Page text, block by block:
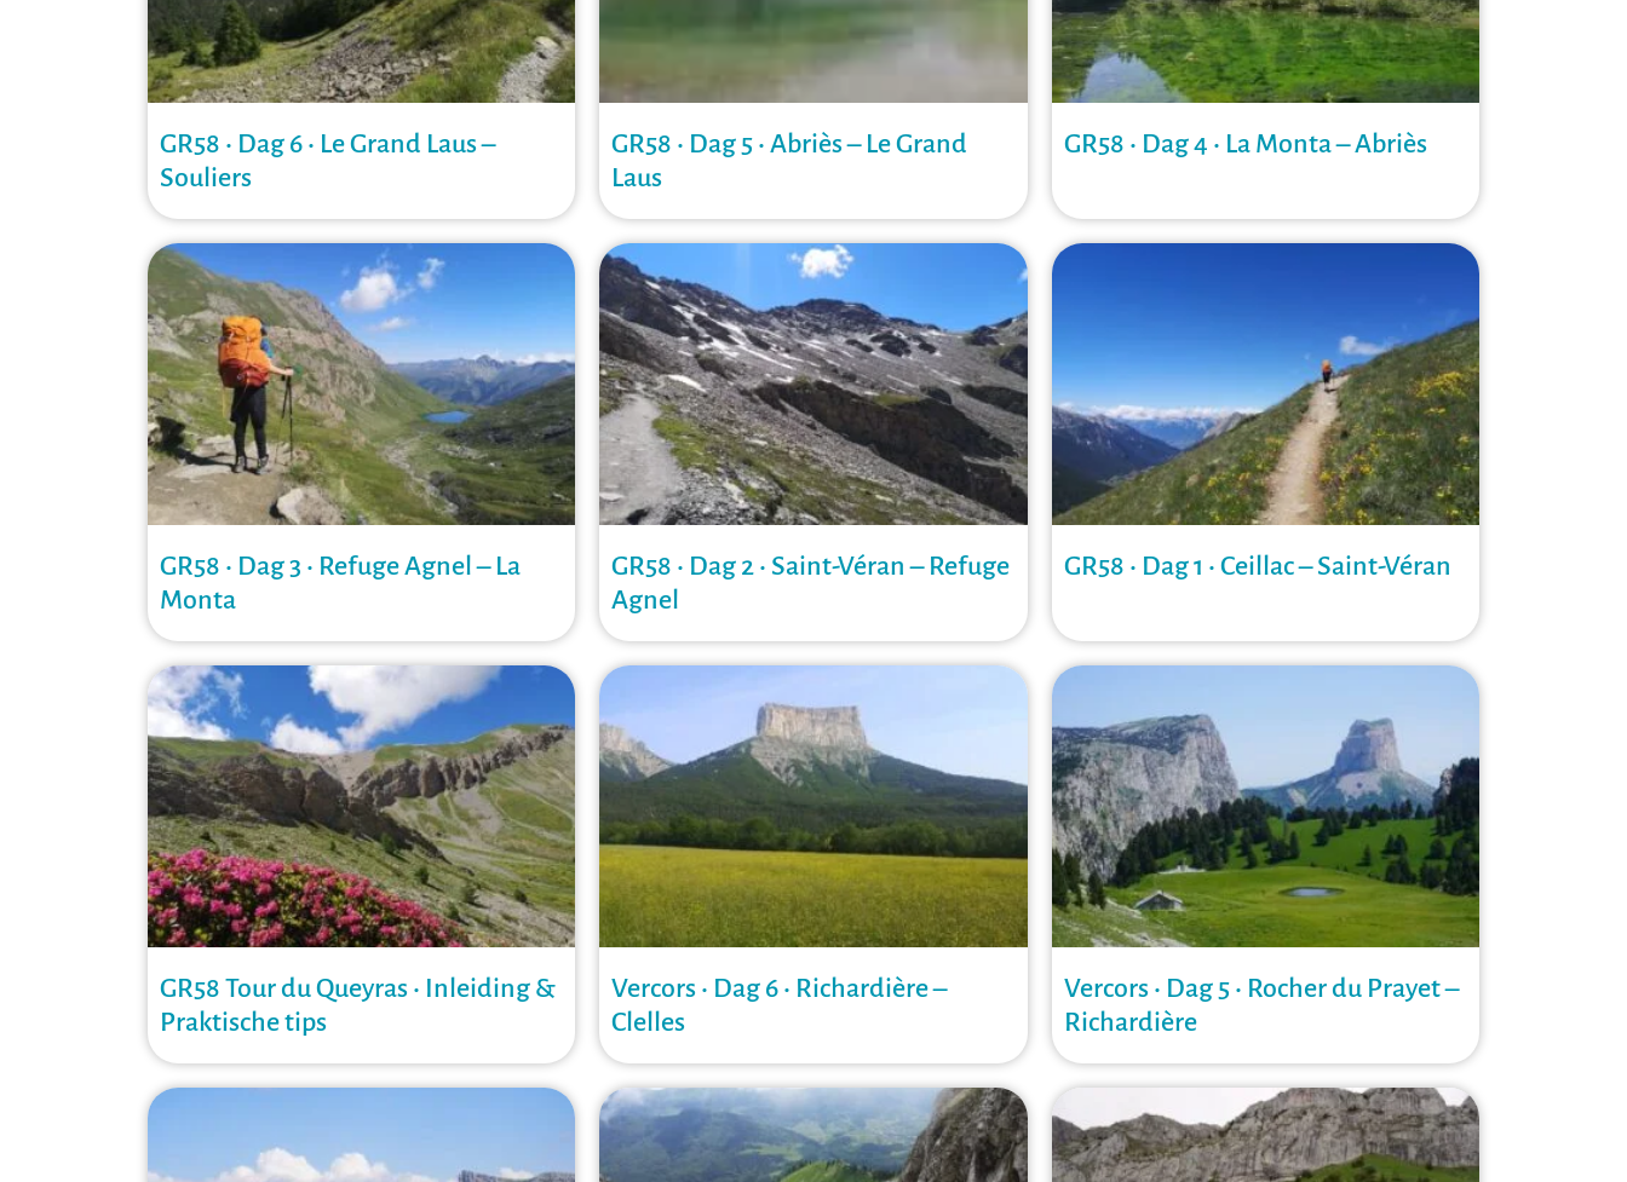
GR58 • Dag 6 • Le Grand Laus –
Souliers
GR58 • Dag 5 • Abriès – Le Grand
Laus
GR58 • Dag 4 • La Monta – Abriès
GR58 • Dag 3 • Refuge Agnel – La
Monta
GR58 • Dag 2 • Saint-Véran – Refuge
Agnel
GR58 • Dag 1 • Ceillac – Saint-Véran
GR58 Tour du Queyras • Inleiding &
Praktische tips
Vercors • Dag 6 • Richardière –
Clelles
Vercors • Dag 5 • Rocher du Prayet –
Richardière